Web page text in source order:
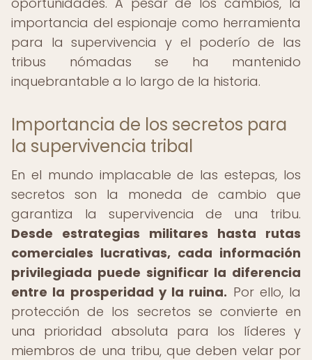
importancia del espionaje como herramienta
para la supervivencia y el poderío de las
tribus nómadas se ha mantenido
inquebrantable a lo largo de la historia.
Importancia de los secretos para
la supervivencia tribal
En el mundo implacable de las estepas, los
secretos son la moneda de cambio que
garantiza la supervivencia de una tribu.
Desde estrategias militares hasta rutas
comerciales lucrativas, cada información
privilegiada puede significar la diferencia
entre la prosperidad y la ruina. Por ello, la
protección de los secretos se convierte en
una prioridad absoluta para los líderes y
miembros de una tribu, que deben velar por